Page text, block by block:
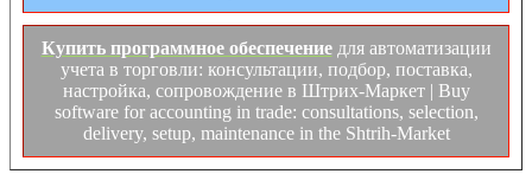
Купить программное обеспечениедля автоматизации
учета в торговли: консультации, подбор, поставка,
настройка, сопровождение в Штрих-Маркет | Buy
software for accounting in trade: consultations, selection,
delivery, setup, maintenance in the Shtrih-Market